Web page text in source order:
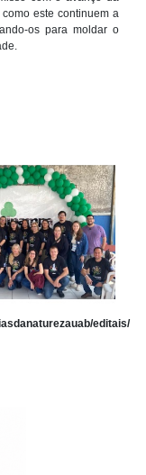
este continuem a
os para moldar o
editais/